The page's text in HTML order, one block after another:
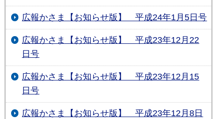
広報かさま【お知らせ版】 平成24年1月5日号
広報かさま【お知らせ版】 平成23年12月22
日号
広報かさま【お知らせ版】 平成23年12月15
日号
広報かさま【お知らせ版】 平成23年12月8日